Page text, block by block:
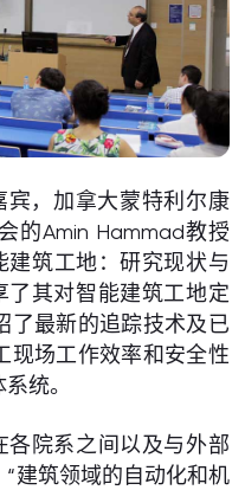
，加拿大蒙特利尔康
的Amin Hammad教授
建筑工地：研究现状与
了其对智能建筑工地定
了最新的追踪技术及已
现场工作效率和安全性
统。
院系之间以及与外部
建筑领域的自动化和机